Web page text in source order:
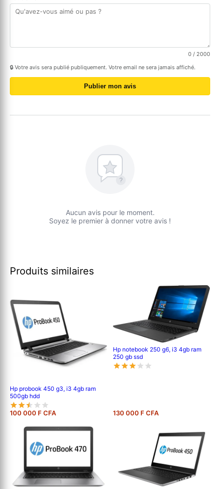
0 / 2000
🔒 Votre avis sera publié publiquement. Votre email ne sera jamais affiché.
Publier mon avis
?
Aucun avis pour le moment.
Soyez le premier à donner votre avis !
Produits similaires
Hp probook 450 g3, i3 4gb ram
500gb hdd
100 000 F CFA
Hp notebook 250 g6, i3 4gb ram
250 gb ssd
130 000 F CFA